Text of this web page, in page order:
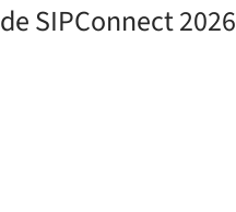
de SIPConnect 2026